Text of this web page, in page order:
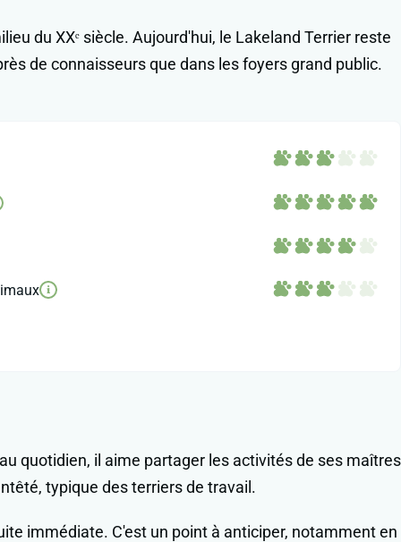
du XXᵉ siècle. Aujourd'hui, le Lakeland Terrier reste
de connaisseurs que dans les foyers grand public.
i
quotidien, il aime partager les activités de ses maîtres
typique des terriers de travail.
immédiate. C'est un point à anticiper, notamment en